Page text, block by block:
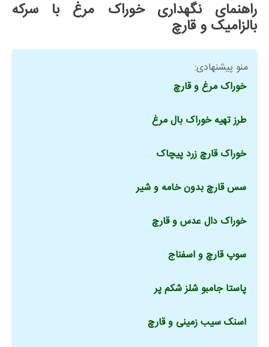
راهنمای نگهداری خوراک مرغ با سرکه
بالزامیک و قارچ
منو پیشنهادی:
خوراک مرغ و قارچ
طرز تهیه خوراک بال مرغ
خوراک قارچ زرد پیچاک
سس قارچ بدون خامه و شیر
خوراک دال عدس و قارچ
سوپ قارچ و اسفناج
پاستا جامبو شلز شکم پر
اسنک سیب زمینی و قارچ